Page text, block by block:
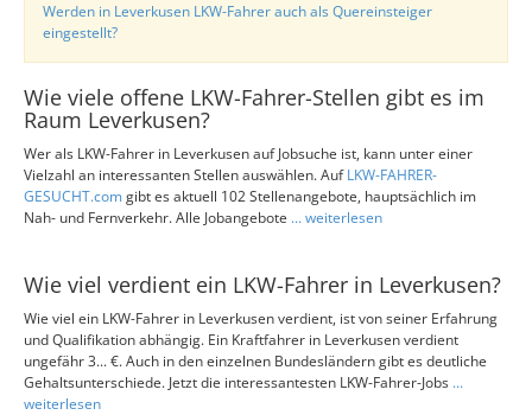
Werden in Leverkusen LKW-Fahrer auch als Quereinsteiger
eingestellt?
Wie viele offene LKW-Fahrer-Stellen gibt es im
Raum Leverkusen?
Wer als LKW-Fahrer in Leverkusen auf Jobsuche ist, kann unter einer
Vielzahl an interessanten Stellen auswählen. AufLKW-FAHRER-
GESUCHT.comgibt es aktuell 102 Stellenangebote, hauptsächlich im
Nah- und Fernverkehr. Alle Jobangebote ... weiterlesen
Wie viel verdient ein LKW-Fahrer in Leverkusen?
Wie viel ein LKW-Fahrer in Leverkusen verdient, ist von seiner Erfahrung
und Qualifikation abhängig. Ein Kraftfahrer in Leverkusen verdient
ungefähr 3... €. Auch in den einzelnen Bundesländern gibt es deutliche
Gehaltsunterschiede. Jetzt die interessantesten LKW-Fahrer-Jobs ...
weiterlesen